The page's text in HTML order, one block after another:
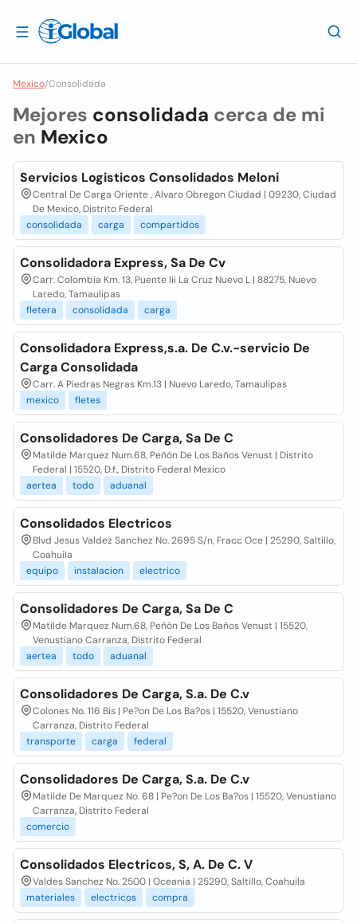
Mexico/Consolidada
Mejores consolidada cerca de mi
en Mexico
Servicios Logisticos Consolidados Meloni
Central De Carga Oriente , Alvaro Obregon Ciudad | 09230, Ciudad
De Mexico, Distrito Federal
consolidada
carga compartidos
Consolidadora Express, Sa De Cv
Carr. Colombia Km. 13, Puente Iii La Cruz Nuevo L | 88275, Nuevo
Laredo, Tamaulipas
fletera
consolidada carga
Consolidadora Express,s.a. De C.v.-servicio De
Carga Consolidada
Carr. A Piedras Negras Km.13 | Nuevo Laredo, Tamaulipas
mexico
fletes
Consolidadores De Carga, Sa De C
Matilde Marquez Num.68, Peñón De Los Baños Venust | Distrito
Federal | 15520, D.f., Distrito Federal Mexico
aertea
todo aduanal
Consolidados Electricos
Blvd Jesus Valdez Sanchez No. 2695 S/n, Fracc Oce | 25290, Saltillo,
Coahuila
equipo
instalacion electrico
Consolidadores De Carga, Sa De C
Matilde Marquez Num.68, Peñón De Los Baños Venust | 15520,
Venustiano Carranza, Distrito Federal
aertea
todo aduanal
Consolidadores De Carga, S.a. De C.v
Colones No. 116 Bis | Pe?on De Los Ba?os | 15520, Venustiano
Carranza, Distrito Federal
transporte
carga federal
Consolidadores De Carga, S.a. De C.v
Matilde De Marquez No. 68 | Pe?on De Los Ba?os | 15520, Venustiano
Carranza, Distrito Federal
comercio
Consolidados Electricos, S, A. De C. V
Valdes Sanchez No. 2500 | Oceania | 25290, Saltillo, Coahuila
materiales
electricos compra